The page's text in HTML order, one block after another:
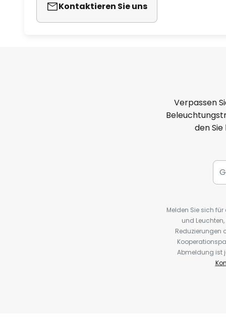
Kontaktieren Sie uns
Verpassen
den
Melden Sie sich
und
Reduzierungen
Abmeldung ist